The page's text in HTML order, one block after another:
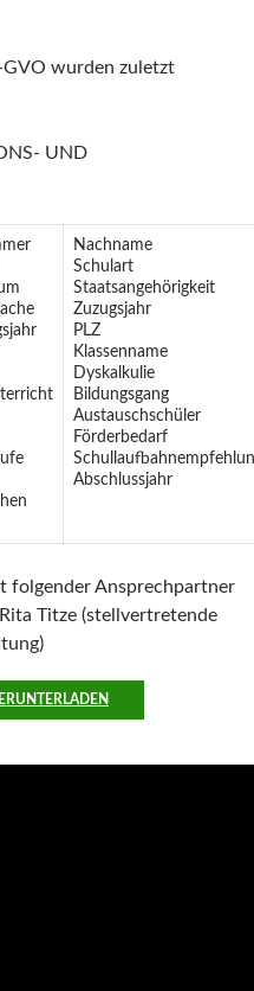
GVO wurden zuletzt
UND
Nachname
Schulart
Staatsangehörigkeit
Zuzugsjahr
PLZ
Klassenname
Dyskalkulie
Bildungsgang
Austauschschüler
Förderbedarf
Abschlussjahr
folgender Ansprechpartner
Titze (stellvertretende